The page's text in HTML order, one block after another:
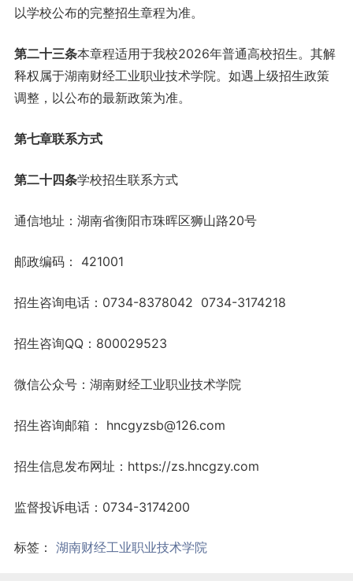
以学校公布的完整招生章程为准。
第二十三条本章程适用于我校2026年普通高校招生。其解
释权属于湖南财经工业职业技术学院。如遇上级招生政策
调整，以公布的最新政策为准。
第七章联系方式
第二十四条学校招生联系方式
通信地址：湖南省衡阳市珠晖区狮山路20号
邮政编码： 421001
招生咨询电话：0734-8378042 0734-3174218
招生咨询QQ：800029523
微信公众号：湖南财经工业职业技术学院
招生咨询邮箱： hncgyzsb@126.com
招生信息发布网址：https://zs.hncgzy.com
监督投诉电话：0734-3174200
标签： 湖南财经工业职业技术学院